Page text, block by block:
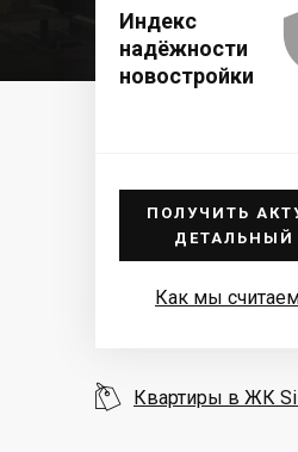
Индекс
надёжности
новостройки
ПОЛУЧИТЬ
ДЕТАЛЬНЫЙ
Как мы
 Квартиры в ЖК